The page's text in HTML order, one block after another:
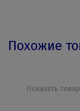
Похожие
Показать